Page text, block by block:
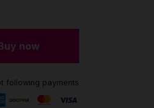
now
following payments